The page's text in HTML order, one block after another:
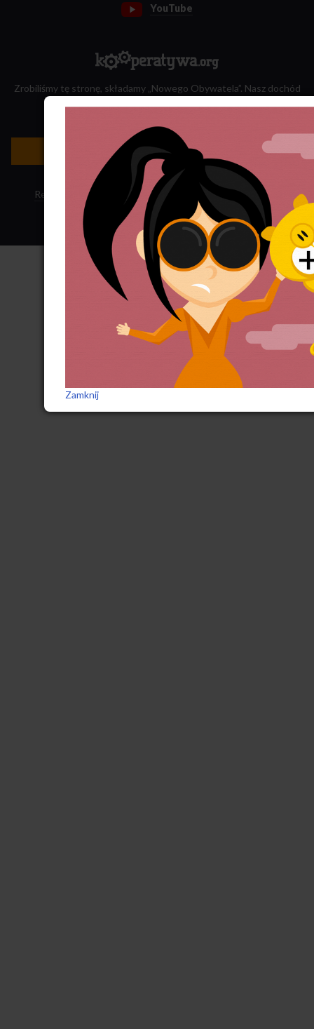
YouTube
Zrobiliśmy tę stronę, składamy „Nowego Obywatela”. Nasz dochód
Newsletter »
Regulamin sklepu Polityka ciasteczek ·Subskrypcja RSS
Zamknij